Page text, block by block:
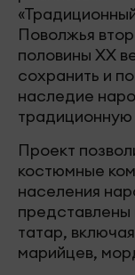
Поволжья
половины XX
сохранить и
наследие
Проект
костюмные
населения
представлены
татар,
марийцев,